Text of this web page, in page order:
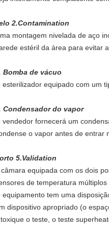
2.Contamination
montagem nivelada de aço
estéril da área para evitar
Bomba de vácuo
esterilizador equipado com um
Condensador do vapor
vendedor fornecerá um
o vapor antes de entrar
5.Validation
câmara equipada com os dois
de temperatura
equipamento tem uma
dispositivo apropriado (o
o teste, o teste